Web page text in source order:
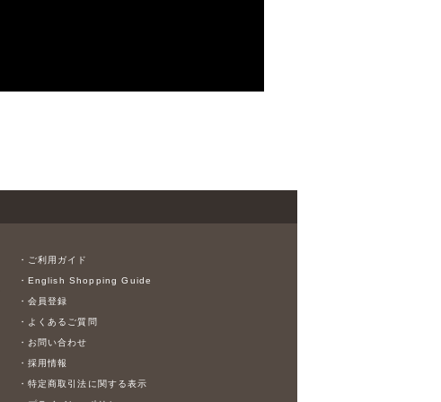
・ご利用ガイド
・English Shopping Guide
・会員登録
・よくあるご質問
・お問い合わせ
・採用情報
・特定商取引法に関する表示